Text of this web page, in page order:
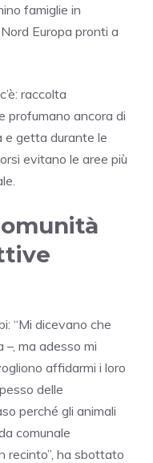
famiglie in
Europa pronti a
raccolta
profumano ancora di
e getta durante le
evitano le aree più
“Mi dicevano che
ma adesso mi
affidarmi i loro
delle
perché gli animali
comunale
recinto”, ha sbottato